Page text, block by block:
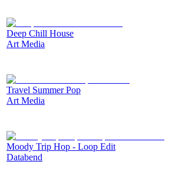
Deep Chill House
Art Media
Travel Summer Pop
Art Media
Moody Trip Hop - Loop Edit
Databend